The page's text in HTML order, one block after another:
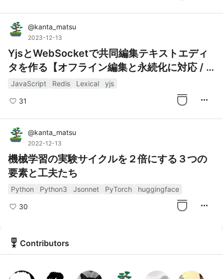
@kanta_matsu
2023-12-13
YjsとWebSocketで共同編集テキストエディ
タを作る【オフライン編集と永続化に対応 / L
exical】
JavaScript Redis Lexical yjs
31 more_horiz
@kanta_matsu
2022-12-13
機械学習の実験サイクルを２倍にする３つの
要素と工夫たち
Python Python3 Jsonnet PyTorch huggingface
30 more_horiz
military_tech Contributors